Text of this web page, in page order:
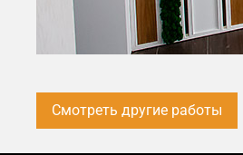
Смотреть другие работы